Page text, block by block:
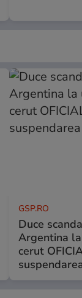
GSP.RO
Duce
Argentina
cerut